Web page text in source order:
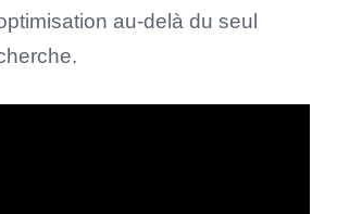
au-delà du seul